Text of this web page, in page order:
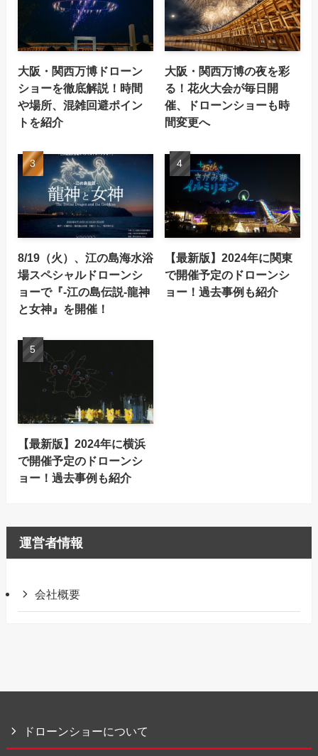
大阪・関西万博ドローン
ショーを徹底解説！時間
や場所、混雑回避ポイン
トを紹介
大阪・関西万博の夜を彩
る！花火大会が毎日開
催、ドローンショーも時
間変更へ
8/19（火）、江の島海水浴
場スペシャルドローンシ
ョーで『-江の島伝説-龍神
と女神』を開催！
【最新版】2024年に関東
で開催予定のドローンシ
ョー！過去事例も紹介
【最新版】2024年に横浜
で開催予定のドローンシ
ョー！過去事例も紹介
運営者情報
会社概要
ドローンショーについて